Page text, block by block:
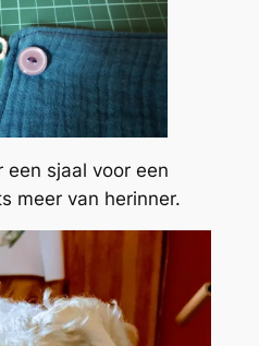
een sjaal voor een
meer van herinner.